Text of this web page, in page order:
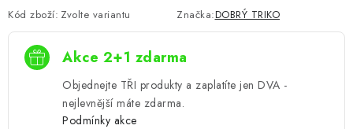
Kód zboží: Zvolte variantu Značka:DOBRÝ TRIKO
Akce 2+1 zdarma
Objednejte TŘI produkty a zaplatíte jen DVA -
nejlevnější máte zdarma.
Podmínky akce